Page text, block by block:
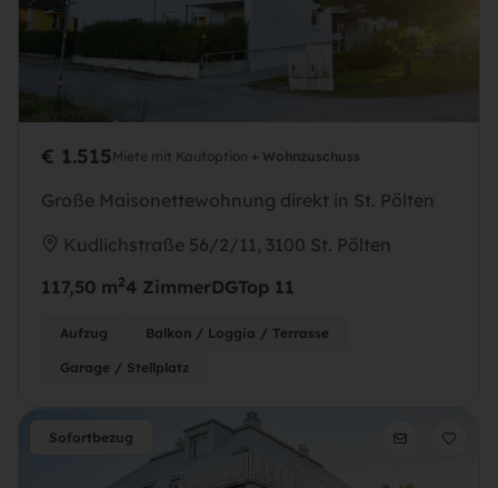
€ 1.515 Miete mit Kaufoption + Wohnzuschuss
Große Maisonettewohnung direkt in St. Pölten
Kudlichstraße 56/2/11, 3100 St. Pölten
117,50 m24 ZimmerDGTop 11
Aufzug Balkon / Loggia / Terrasse
Garage / Stellplatz
Sofortbezug